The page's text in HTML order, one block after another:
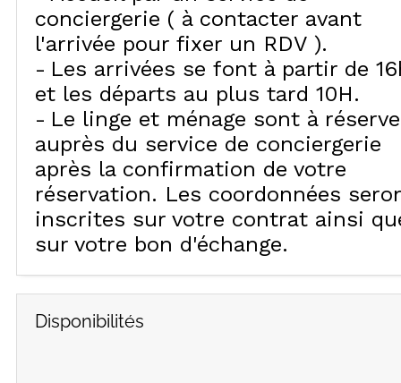
conciergerie ( à contacter avant
l'arrivée pour fixer un RDV )
Les arrivées se font à partir de
et les départs au plus tard 10H
Le linge et ménage sont à
auprès du service de conciergerie
après la confirmation de votre
réservation. Les coordonnées
inscrites sur votre contrat ainsi
sur votre bon d'échange
Disponibilités